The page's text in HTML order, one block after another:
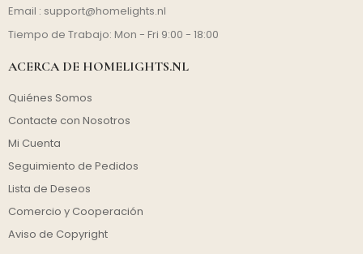
Email : support@homelights.nl
Tiempo de Trabajo: Mon - Fri 9:00 - 18:00
ACERCA DE HOMELIGHTS.NL
Quiénes Somos
Contacte con Nosotros
Mi Cuenta
Seguimiento de Pedidos
Lista de Deseos
Comercio y Cooperación
Aviso de Copyright